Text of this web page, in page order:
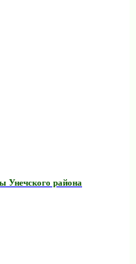
Унечского района